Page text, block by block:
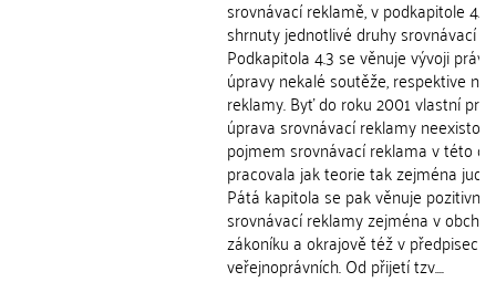
srovnávací reklamě, v podkapitole 4.2
shrnuty jednotlivé druhy srovnávací
Podkapitola 4.3 se věnuje vývoji právní
úpravy nekalé soutěže, respektive
reklamy. Byť do roku 2001 vlastní
úprava srovnávací reklamy
pojmem srovnávací reklama v této
pracovala jak teorie tak zejména
Pátá kapitola se pak věnuje pozitivní
srovnávací reklamy zejména v
zákoníku a okrajově též v předpisech
veřejnoprávních. Od přijetí tzv....